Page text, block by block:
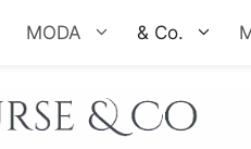
MODA & Co.